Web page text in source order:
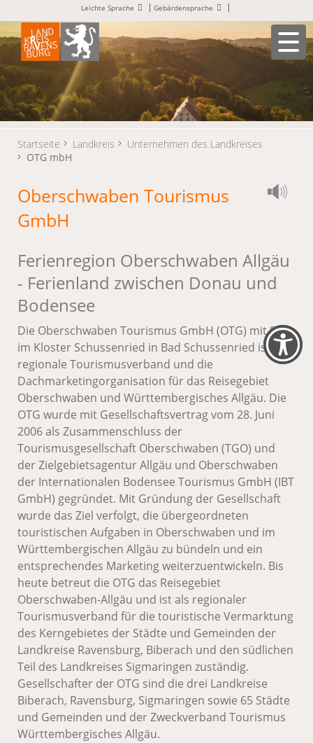
Leichte Sprache Gebärdensprache
Startseite Landkreis
Unternehmen des Landkreises
OTG mbH
Oberschwaben Tourismus
GmbH
Ferienregion Oberschwaben Allgäu
- Ferienland zwischen Donau und
Bodensee
Die Oberschwaben Tourismus GmbH (OTG) mit Sitz
im Kloster Schussenried in Bad Schussenried ist der
regionale Tourismusverband und die
Dachmarketingorganisation für das Reisegebiet
Oberschwaben und Württembergisches Allgäu. Die
OTG wurde mit Gesellschaftsvertrag vom 28. Juni
2006 als Zusammenschluss der
Tourismusgesellschaft Oberschwaben (TGO) und
der Zielgebietsagentur Allgäu und Oberschwaben
der Internationalen Bodensee Tourismus GmbH (IBT
GmbH) gegründet. Mit Gründung der Gesellschaft
wurde das Ziel verfolgt, die übergeordneten
touristischen Aufgaben in Oberschwaben und im
Württembergischen Allgäu zu bündeln und ein
entsprechendes Marketing weiterzuentwickeln. Bis
heute betreut die OTG das Reisegebiet
Oberschwaben-Allgäu und ist als regionaler
Tourismusverband für die touristische Vermarktung
des Kerngebietes der Städte und Gemeinden der
Landkreise Ravensburg, Biberach und den südlichen
Teil des Landkreises Sigmaringen zuständig.
Gesellschafter der OTG sind die drei Landkreise
Biberach, Ravensburg, Sigmaringen sowie 65 Städte
und Gemeinden und der Zweckverband Tourismus
Württembergisches Allgäu.